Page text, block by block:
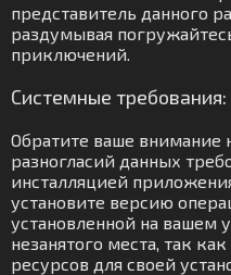
представитель данного
раздумывая
приключений.
Системные требования:
Обратите ваше внимание
разногласий данных
инсталляцией
установите версию
установленной на вашем
незанятого места, так
ресурсов для своей